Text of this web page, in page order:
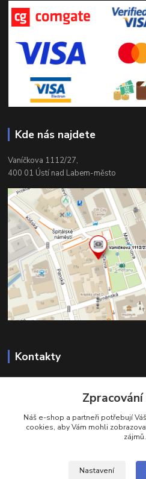
Kde nás najdete
Vaníčkova 1112/27,
400 01 Ústí nad Labem-město
Kontakty
eshop@brotherservis.cz
Náš e-shop a partneři potřebují Váš
cookies, aby Vám mohli
zájmů.
Nastavení